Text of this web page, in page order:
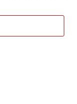
Елена